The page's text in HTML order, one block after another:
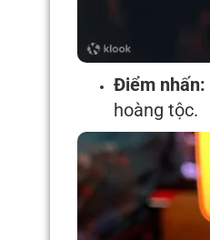
Điểm nhấn:
hoàng tộc.